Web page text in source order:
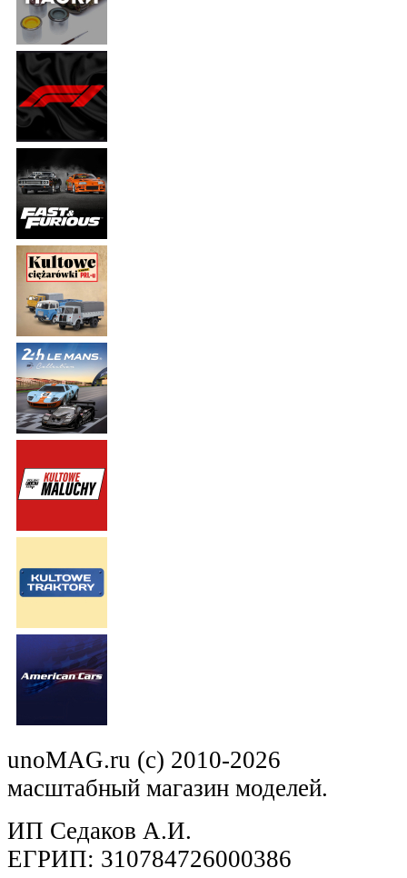
unoMAG.ru (c) 2010-2026
масштабный магазин моделей.
ИП Седаков А.И.
ЕГРИП: 310784726000386